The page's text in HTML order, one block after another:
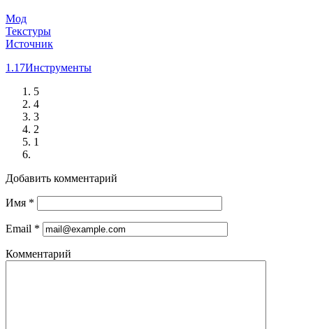
Мод
Текстуры
Источник
1.17Инструменты
5
4
3
2
1
Добавить комментарий
Имя *
Email *
Комментарий